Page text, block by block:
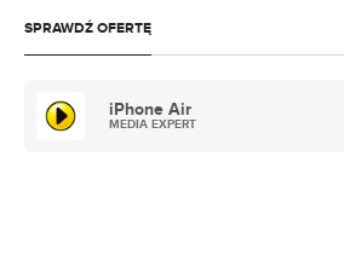
SPRAWDŹ OFERTĘ
iPhone Air
MEDIA EXPERT